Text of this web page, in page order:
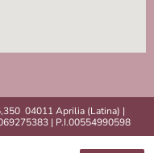
04011 Aprilia (Latina) |
| P.I.00554990598